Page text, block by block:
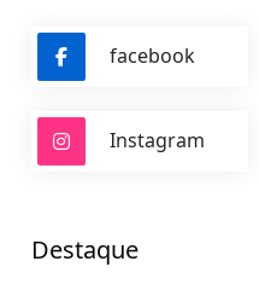
facebook
Instagram
Destaque